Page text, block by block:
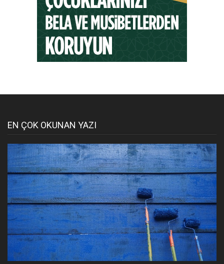
EN ÇOK OKUNAN YAZI